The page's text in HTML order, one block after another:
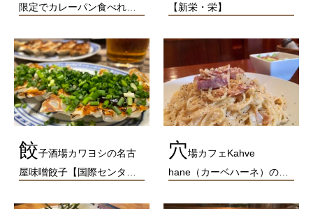
限定でカレーパン食べれ…
【新栄・栄】
餃子酒場カワヨシの名古
屋味噌餃子【国際センタ…
穴場カフェKahve
hane（カーベハーネ）の…